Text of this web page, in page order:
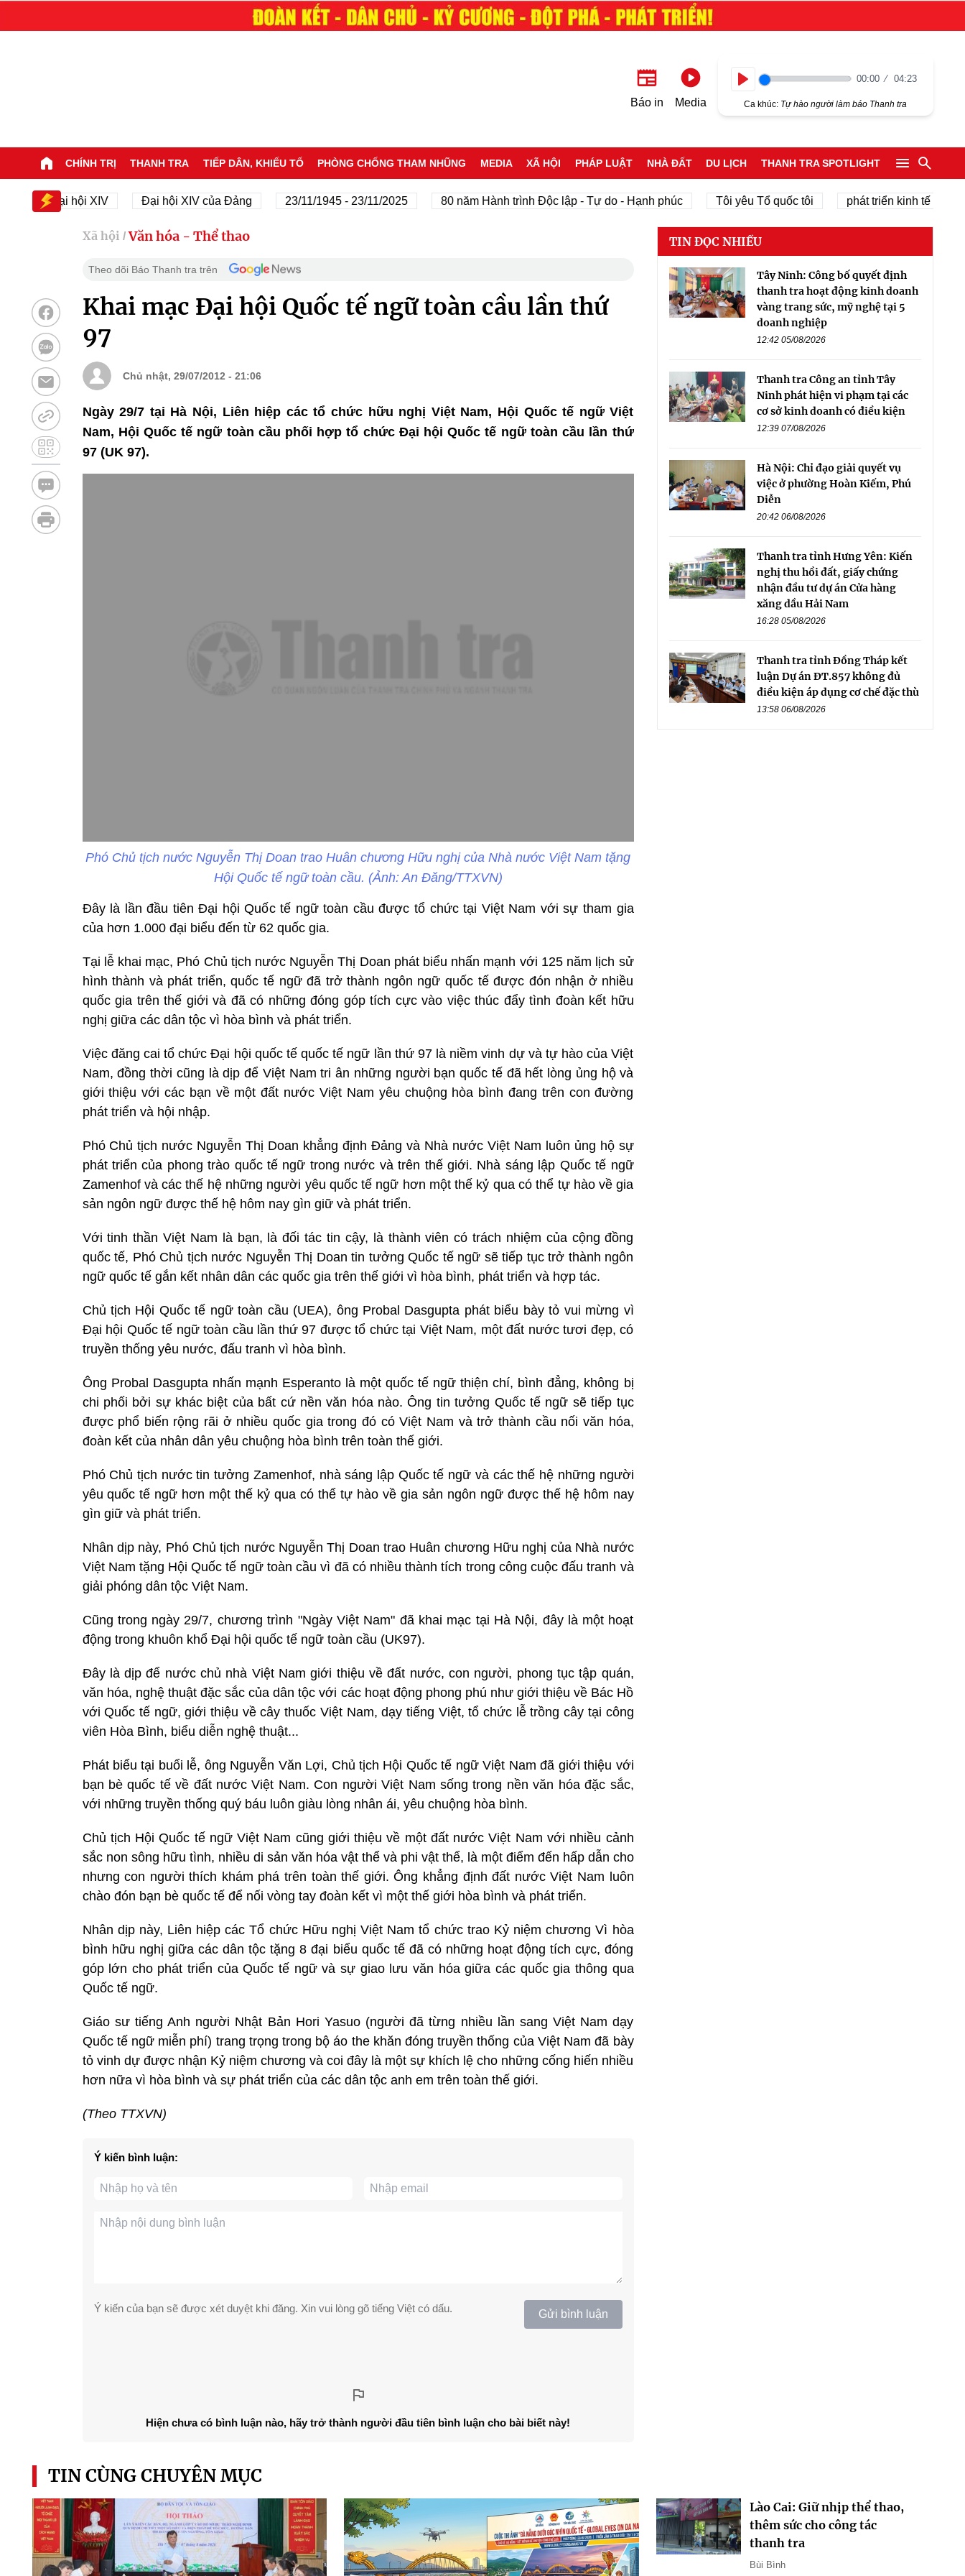
Báo in Media
00:00 04:23
Ca khúc: Tự hào người làm báo Thanh tra
CHÍNH TRỊ THANH TRA TIẾP DÂN, KHIẾU TỐ PHÒNG CHỐNG THAM NHŨNG MEDIA XÃ HỘI PHÁP LUẬT NHÀ ĐẤT DU LỊCH THANH TRA SPOTLIGHT
Đại hội XIV Đại hội XIV của Đảng 23/11/1945 - 23/11/2025 80 năm Hành trình Độc lập - Tự do - Hạnh phúc Tôi yêu Tổ quốc tôi phát triển kinh tế tư nhân
Xã hội / Văn hóa - Thể thao
Theo dõi Báo Thanh tra trên
Khai mạc Đại hội Quốc tế ngữ toàn cầu lần thứ
97
Chủ nhật, 29/07/2012 - 21:06
Ngày 29/7 tại Hà Nội, Liên hiệp các tổ chức hữu nghị Việt Nam, Hội Quốc tế ngữ Việt
Nam, Hội Quốc tế ngữ toàn cầu phối hợp tổ chức Đại hội Quốc tế ngữ toàn cầu lần thứ
97 (UK 97).
Phó Chủ tịch nước Nguyễn Thị Doan trao Huân chương Hữu nghị của Nhà nước Việt Nam tặng
Hội Quốc tế ngữ toàn cầu. (Ảnh: An Đăng/TTXVN)
Đây là lần đầu tiên Đại hội Quốc tế ngữ toàn cầu được tổ chức tại Việt Nam với sự tham gia
của hơn 1.000 đại biểu đến từ 62 quốc gia.
Tại lễ khai mạc, Phó Chủ tịch nước Nguyễn Thị Doan phát biểu nhấn mạnh với 125 năm lịch sử
hình thành và phát triển, quốc tế ngữ đã trở thành ngôn ngữ quốc tế được đón nhận ở nhiều
quốc gia trên thế giới và đã có những đóng góp tích cực vào việc thúc đẩy tình đoàn kết hữu
nghị giữa các dân tộc vì hòa bình và phát triển.
Việc đăng cai tổ chức Đại hội quốc tế quốc tế ngữ lần thứ 97 là niềm vinh dự và tự hào của Việt
Nam, đồng thời cũng là dịp để Việt Nam tri ân những người bạn quốc tế đã hết lòng ủng hộ và
giới thiệu với các bạn về một đất nước Việt Nam yêu chuộng hòa bình đang trên con đường
phát triển và hội nhập.
Phó Chủ tịch nước Nguyễn Thị Doan khẳng định Đảng và Nhà nước Việt Nam luôn ủng hộ sự
phát triển của phong trào quốc tế ngữ trong nước và trên thế giới. Nhà sáng lập Quốc tế ngữ
Zamenhof và các thế hệ những người yêu quốc tế ngữ hơn một thế kỷ qua có thể tự hào về gia
sản ngôn ngữ được thế hệ hôm nay gìn giữ và phát triển.
Với tinh thần Việt Nam là bạn, là đối tác tin cậy, là thành viên có trách nhiệm của cộng đồng
quốc tế, Phó Chủ tịch nước Nguyễn Thị Doan tin tưởng Quốc tế ngữ sẽ tiếp tục trở thành ngôn
ngữ quốc tế gắn kết nhân dân các quốc gia trên thế giới vì hòa bình, phát triển và hợp tác.
Chủ tịch Hội Quốc tế ngữ toàn cầu (UEA), ông Probal Dasgupta phát biểu bày tỏ vui mừng vì
Đại hội Quốc tế ngữ toàn cầu lần thứ 97 được tổ chức tại Việt Nam, một đất nước tươi đẹp, có
truyền thống yêu nước, đấu tranh vì hòa bình.
Ông Probal Dasgupta nhấn mạnh Esperanto là một quốc tế ngữ thiện chí, bình đẳng, không bị
chi phối bởi sự khác biệt của bất cứ nền văn hóa nào. Ông tin tưởng Quốc tế ngữ sẽ tiếp tục
được phổ biến rộng rãi ở nhiều quốc gia trong đó có Việt Nam và trở thành cầu nối văn hóa,
đoàn kết của nhân dân yêu chuộng hòa bình trên toàn thế giới.
Phó Chủ tịch nước tin tưởng Zamenhof, nhà sáng lập Quốc tế ngữ và các thế hệ những người
yêu quốc tế ngữ hơn một thế kỷ qua có thể tự hào về gia sản ngôn ngữ được thế hệ hôm nay
gìn giữ và phát triển.
Nhân dịp này, Phó Chủ tịch nước Nguyễn Thị Doan trao Huân chương Hữu nghị của Nhà nước
Việt Nam tặng Hội Quốc tế ngữ toàn cầu vì đã có nhiều thành tích trong công cuộc đấu tranh và
giải phóng dân tộc Việt Nam.
Cũng trong ngày 29/7, chương trình "Ngày Việt Nam" đã khai mạc tại Hà Nội, đây là một hoạt
động trong khuôn khổ Đại hội quốc tế ngữ toàn cầu (UK97).
Đây là dịp để nước chủ nhà Việt Nam giới thiệu về đất nước, con người, phong tục tập quán,
văn hóa, nghệ thuật đặc sắc của dân tộc với các hoạt động phong phú như giới thiệu về Bác Hồ
với Quốc tế ngữ, giới thiệu về cây thuốc Việt Nam, dạy tiếng Việt, tổ chức lễ trồng cây tại công
viên Hòa Bình, biểu diễn nghệ thuật...
Phát biểu tại buổi lễ, ông Nguyễn Văn Lợi, Chủ tịch Hội Quốc tế ngữ Việt Nam đã giới thiệu với
bạn bè quốc tế về đất nước Việt Nam. Con người Việt Nam sống trong nền văn hóa đặc sắc,
với những truyền thống quý báu luôn giàu lòng nhân ái, yêu chuộng hòa bình.
Chủ tịch Hội Quốc tế ngữ Việt Nam cũng giới thiệu về một đất nước Việt Nam với nhiều cảnh
sắc non sông hữu tình, nhiều di sản văn hóa vật thể và phi vật thể, là một điểm đến hấp dẫn cho
nhưng con người thích khám phá trên toàn thế giới. Ông khẳng định đất nước Việt Nam luôn
chào đón bạn bè quốc tế để nối vòng tay đoàn kết vì một thế giới hòa bình và phát triển.
Nhân dịp này, Liên hiệp các Tổ chức Hữu nghị Việt Nam tổ chức trao Kỷ niệm chương Vì hòa
bình hữu nghị giữa các dân tộc tặng 8 đại biểu quốc tế đã có những hoạt động tích cực, đóng
góp lớn cho phát triển của Quốc tế ngữ và sự giao lưu văn hóa giữa các quốc gia thông qua
Quốc tế ngữ.
Giáo sư tiếng Anh người Nhật Bản Hori Yasuo (người đã từng nhiều lần sang Việt Nam dạy
Quốc tế ngữ miễn phí) trang trọng trong bộ áo the khăn đóng truyền thống của Việt Nam đã bày
tỏ vinh dự được nhận Kỷ niệm chương và coi đây là một sự khích lệ cho những cống hiến nhiều
hơn nữa vì hòa bình và sự phát triển của các dân tộc anh em trên toàn thế giới.
(Theo TTXVN)
Ý kiến bình luận:
Ý kiến của bạn sẽ được xét duyệt khi đăng. Xin vui lòng gõ tiếng Việt có dấu. Gửi bình luận
Hiện chưa có bình luận nào, hãy trở thành người đầu tiên bình luận cho bài biết này!
TIN ĐỌC NHIỀU
Tây Ninh: Công bố quyết định
thanh tra hoạt động kinh doanh
vàng trang sức, mỹ nghệ tại 5
doanh nghiệp
12:42 05/08/2026
Thanh tra Công an tỉnh Tây
Ninh phát hiện vi phạm tại các
cơ sở kinh doanh có điều kiện
12:39 07/08/2026
Hà Nội: Chỉ đạo giải quyết vụ
việc ở phường Hoàn Kiếm, Phú
Diễn
20:42 06/08/2026
Thanh tra tỉnh Hưng Yên: Kiến
nghị thu hồi đất, giấy chứng
nhận đầu tư dự án Cửa hàng
xăng dầu Hải Nam
16:28 05/08/2026
Thanh tra tỉnh Đồng Tháp kết
luận Dự án ĐT.857 không đủ
điều kiện áp dụng cơ chế đặc thù
13:58 06/08/2026
TIN CÙNG CHUYÊN MỤC
Lào Cai: Giữ nhịp thể thao,
thêm sức cho công tác
thanh tra
Bùi Bình